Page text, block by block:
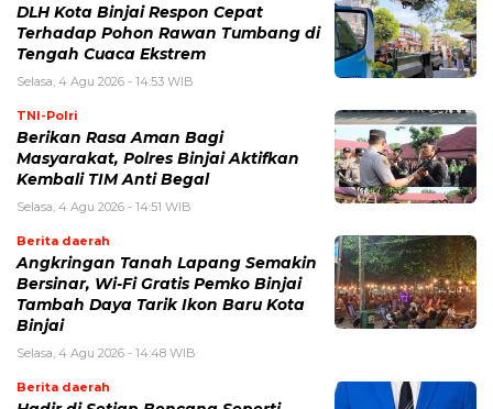
DLH Kota Binjai Respon Cepat
Terhadap Pohon Rawan Tumbang di
Tengah Cuaca Ekstrem
Selasa, 4 Agu 2026 - 14:53 WIB
TNI-Polri
Berikan Rasa Aman Bagi
Masyarakat, Polres Binjai Aktifkan
Kembali TIM Anti Begal
Selasa, 4 Agu 2026 - 14:51 WIB
Berita daerah
Angkringan Tanah Lapang Semakin
Bersinar, Wi-Fi Gratis Pemko Binjai
Tambah Daya Tarik Ikon Baru Kota
Binjai
Selasa, 4 Agu 2026 - 14:48 WIB
Berita daerah